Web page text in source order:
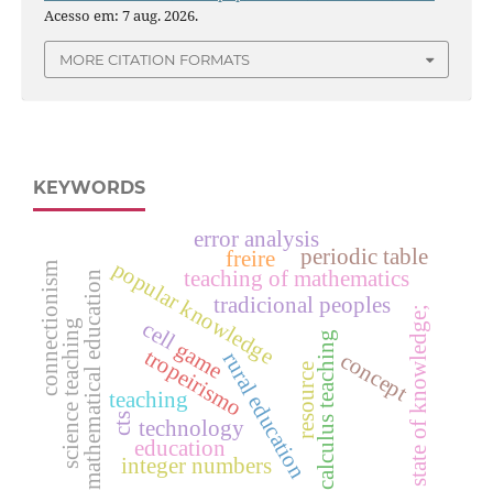
Acesso em: 7 aug. 2026.
MORE CITATION FORMATS
KEYWORDS
popular knowledgetradicional peoples
tropeirismorural educationcalculus teaching
mathematical education teaching concept
game state of knowledge;
teaching of mathematics
cell
resource
technology
education
science teaching integer numbers
connectionism
periodic table
cts
freire
error analysis